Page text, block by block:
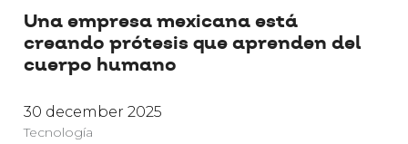
Una empresa mexicana está
creando prótesis que aprenden del
cuerpo humano
30 december 2025
Tecnología